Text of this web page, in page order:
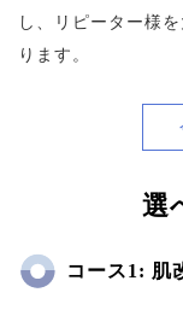
し、リピーター様
ります。
選
コース1: 肌